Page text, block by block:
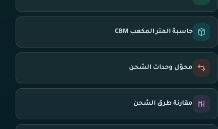
حاسبة المتر المكعب CBM
محوّل وحدات الشحن
مقارنة طرق الشحن